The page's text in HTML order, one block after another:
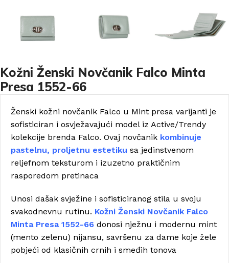
Kožni Ženski Novčanik Falco Minta
Presa 1552-66
Ženski kožni novčanik Falco u Mint presa varijanti je
sofisticiran i osvježavajući model iz Active/Trendy
kolekcije brenda Falco. Ovaj novčanik kombinuje
pastelnu, proljetnu estetiku sa jedinstvenom
reljefnom teksturom i izuzetno praktičnim
rasporedom pretinaca
Unosi dašak svježine i sofisticiranog stila u svoju
svakodnevnu rutinu. Kožni Ženski Novčanik Falco
Minta Presa 1552-66 donosi nježnu i modernu mint
(mento zelenu) nijansu, savršenu za dame koje žele
pobjeći od klasičnih crnih i smeđih tonova